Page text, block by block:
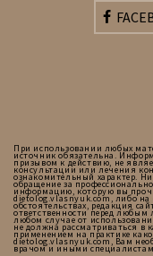
При использовании любых
источник обязательна.
призывом к действию, не
консультации или лечения
ознакомительный характер.
обращение за
информацию, которую вы
dietolog.vlasnyuk.com, либо на
обстоятельствах, редакция
ответственности перед
любом случае от
не должна рассматриваться в
применением на практике
dietolog.vlasnyuk.com, Вам
врачом и иными